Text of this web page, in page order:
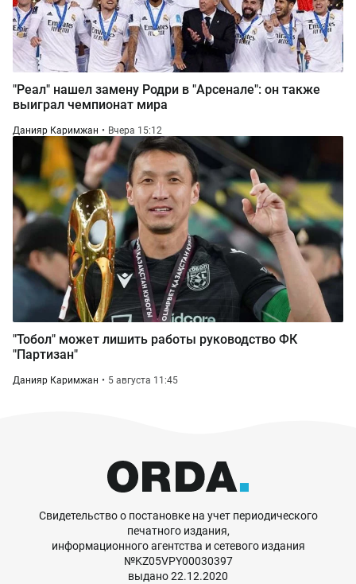
"Реал" нашел замену Родри в "Арсенале": он также
выиграл чемпионат мира
Данияр Каримжан Вчера 15:12
"Тобол" может лишить работы руководство ФК
"Партизан"
Данияр Каримжан 5 августа 11:45
Свидетельство о постановке на учет периодического
печатного издания,
информационного агентства и сетевого издания
№KZ05VPY00030397
выдано 22.12.2020